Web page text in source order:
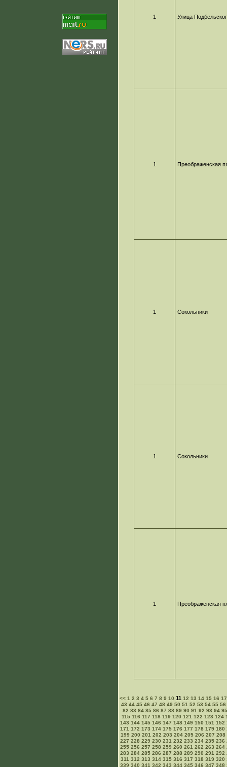
1 Улица
1 Преображенская
1 Сокольники
1 Сокольники
1 Преображенская
<<1 2 3 4 5 6 7 8 9 10 1112 13 14 15 16 17
43 44 45 46 47 48 49 50 51 52 53 54 55 56
82 83 84 85 86 87 88 89 90 91 92 93 94 95
115 116 117 118 119 120 121 122 123 124
143 144 145 146 147 148 149 150 151 152
171 172 173 174 175 176 177 178 179 180
199 200 201 202 203 204 205 206 207 208
227 228 229 230 231 232 233 234 235 236
255 256 257 258 259 260 261 262 263 264
283 284 285 286 287 288 289 290 291 292
311 312 313 314 315 316 317 318 319 320
339 340 341 342 343 344 345 346 347 348